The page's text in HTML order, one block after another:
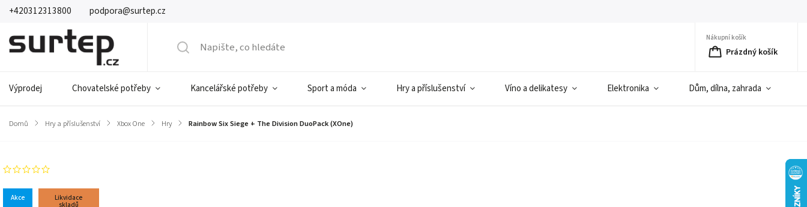
+420312313800 podpora@surtep.cz
Nákupní košík
Prázdný košík
Výprodej Chovatelské potřeby Kancelářské potřeby Sport a móda Hry a příslušenství Víno a delikatesy Elektronika Dům, dílna, zahrada
Domů / Hry a příslušenství / Xbox One / Hry / Rainbow Six Siege + The Division DuoPack (XOne)
Akce
Likvidace
skladů